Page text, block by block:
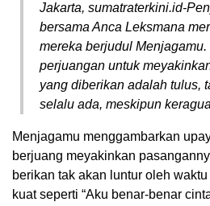
Jakarta, sumatraterkini.id-
bersama Anca Leksmana
mereka berjudul
perjuangan untuk
yang diberikan adalah tulus,
selalu ada, meskipun
Menjagamu menggambarkan
berjuang meyakinkan
berikan tak akan luntur oleh
kuat seperti “Aku benar-benar